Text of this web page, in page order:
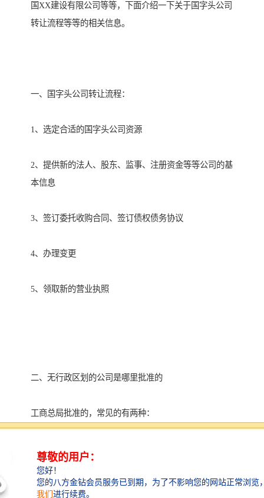
国XX建设有限公司等等，下面介绍一下关于国字头公司
转让流程等等的相关信息。
一、国字头公司转让流程：
1、选定合适的国字头公司资源
2、提供新的法人、股东、监事、注册资金等等公司的基
本信息
3、签订委托收购合同、签订债权债务协议
4、办理变更
5、领取新的营业执照
二、无行政区划的公司是哪里批准的
工商总局批准的，常见的有两种：
1、不带行政区划的企业名称
2、不带行政区划，不带行业特点的企业名称